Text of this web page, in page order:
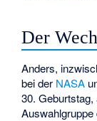
Der
Anders,
bei der NASA
30.